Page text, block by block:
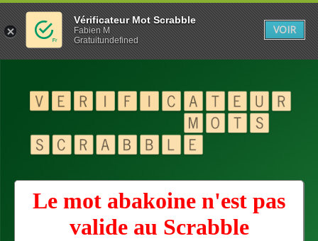
Le mot abakoine n'est pas
valide au Scrabble
Vérificateur Mot Scrabble
Fabien M
Gratuitundefined
VOIR